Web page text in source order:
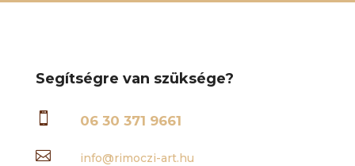
Segítségre van szüksége?
 06 30 371 9661
 info@rimoczi-art.hu